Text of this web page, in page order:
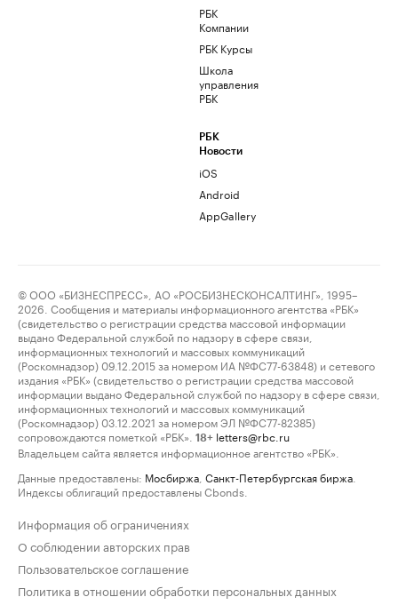
РБК
Компании
РБК Курсы
Школа
управления
РБК
РБК
Новости
iOS
Android
AppGallery
© ООО «БИЗНЕСПРЕСС», АО «РОСБИЗНЕСКОНСАЛТИНГ», 1995–
2026. Сообщения и материалы информационного агентства «РБК»
(свидетельство о регистрации средства массовой информации
выдано Федеральной службой по надзору в сфере связи,
информационных технологий и массовых коммуникаций
(Роскомнадзор) 09.12.2015 за номером ИА №ФС77-63848) и сетевого
издания «РБК» (свидетельство о регистрации средства массовой
информации выдано Федеральной службой по надзору в сфере связи,
информационных технологий и массовых коммуникаций
(Роскомнадзор) 03.12.2021 за номером ЭЛ №ФС77-82385)
сопровождаются пометкой «РБК».
18+ letters@rbc.ru
Владельцем сайта является информационное агентство «РБК».
Данные предоставлены: Мосбиржа Санкт-Петербургская биржа
Индексы облигаций предоставлены Cbonds.
Информация об ограничениях
О соблюдении авторских прав
Пользовательское соглашение
Политика в отношении обработки персональных данных